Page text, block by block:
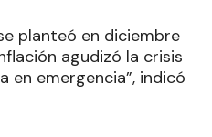
planteó en diciembre
agudizó la crisis
en emergencia”, indicó